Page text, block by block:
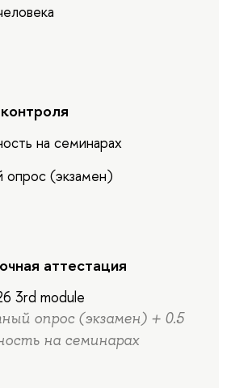
на семинарах
опрос (экзамен)
аттестация
3rd module
опрос (экзамен) + 0.5
на семинарах